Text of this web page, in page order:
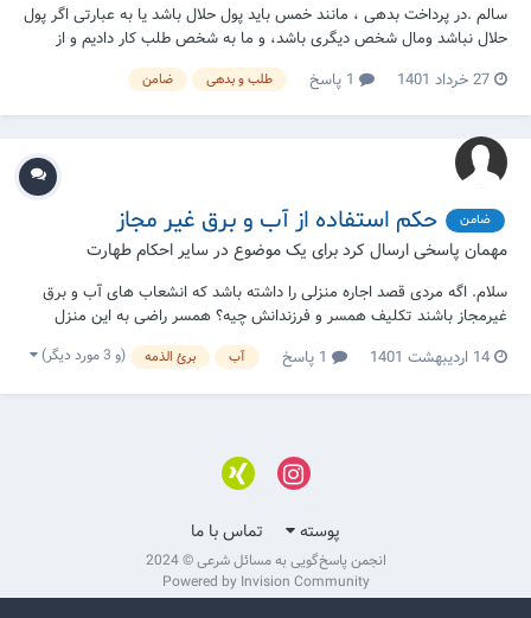
سالم .در پرداخت بدهی ، مانند خمس باید پول حلال باشد یا به عبارتی اگر پول
حلال نباشد ومال شخص دیگری باشد، و ما به شخص طلب کار دادیم و از
صاحب اصلی پول کسب حلالیت نکردیم ،همچنان ما بدهکار ، محسوب
میشویم؟ چون ما در هر صورت پول نفر اول را گرچه پول حرام باشد پرداخت
کردیم
27 خرداد 1401 طلب و بدهی ضامن
ضامن حکم استفاده از آب و برق غیر مجاز
مهمان پاسخی ارسال کرد برای یک موضوع در سایر احکام طهارت
سلام. اگه مردی قصد اجاره منزلی را داشته باشد که انشعاب های آب و برق
غیرمجاز باشند تکلیف همسر و فرزندانش چیه؟ همسر راضی به این منزل
نیست و برا غسل ، وضو و حق بیت المال چکار باید بکند؟
14 اردیبهشت 1401 آب برئ الذمه (و 3 مورد دیگر)
پوسته تماس با ما
انجمن پاسخ‌گویی به مسائل شرعی © 2024
Powered by Invision Community